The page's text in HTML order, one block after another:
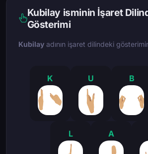
Kubilay isminin İşaret
Gösterimi
Kubilay adının işaret dilindeki
K U B
L A